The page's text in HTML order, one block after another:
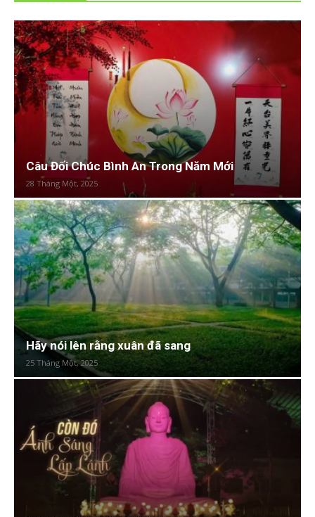
Câu Đối Chúc Bình An Trong Năm Mới
28 Tháng Một, 2025
Hãy nói lên rằng xuân đã sang
25 Tháng Một, 2025